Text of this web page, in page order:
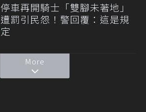
停車再開騎士「雙腳未著地」
遭罰引民怨！警回覆：這是規
定
More